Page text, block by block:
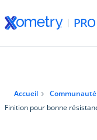
Accueil
Finition pour bonne